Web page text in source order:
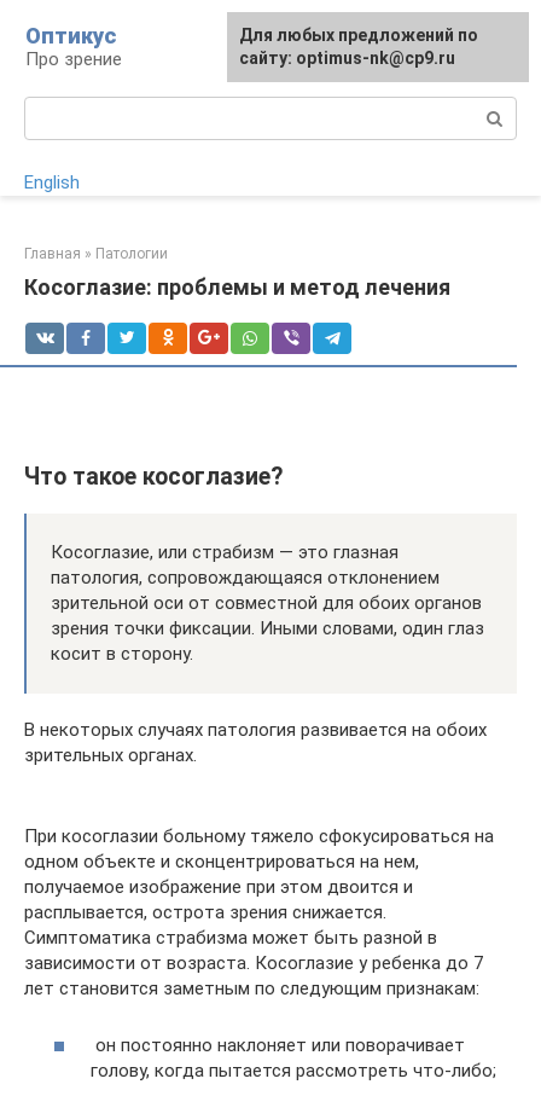
контенту
Оптикус
Про зрение
English
Главная » Патологии
Косоглазие: проблемы и метод лечения
Что такое косоглазие?
Косоглазие, или страбизм — это глазная
патология, сопровождающаяся отклонением
зрительной оси от совместной для обоих органов
зрения точки фиксации. Иными словами, один глаз
косит в сторону.
В некоторых случаях патология развивается на обоих
зрительных органах.
При косоглазии больному тяжело сфокусироваться на
одном объекте и сконцентрироваться на нем,
получаемое изображение при этом двоится и
расплывается, острота зрения снижается.
Симптоматика страбизма может быть разной в
зависимости от возраста. Косоглазие у ребенка до 7
лет становится заметным по следующим признакам:
он постоянно наклоняет или поворачивает
голову, когда пытается рассмотреть что-либо;
Для любых предложений по
сайту: optimus-nk@cp9.ru